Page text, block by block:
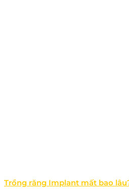
Trồng răng Implant mất bao